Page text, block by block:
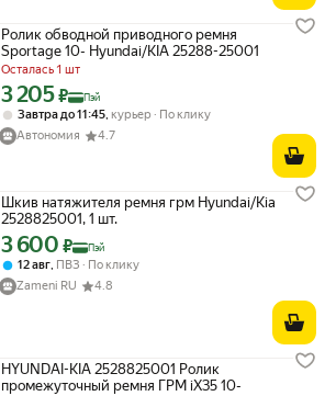
Ролик обводной приводного ремня
Sportage 10- Hyundai/KIA 25288-25001
Осталась 1 шт
Цена с картой Яндекс Пэй 3205 ₽ вместо
3 205₽ Пэй
Завтра до 11:45, курьер
По клику
Автономия
4.7
Шкив натяжителя ремня грм Hyundai/Kia
2528825001, 1 шт.
Цена с картой Яндекс Пэй 3600 ₽ вместо
3 600 ₽ Пэй
12 авг ПВЗ
По клику
Zameni RU
4.8
HYUNDAI-KIA 2528825001 Ролик
промежуточный ремня ГРМ iX35 10-